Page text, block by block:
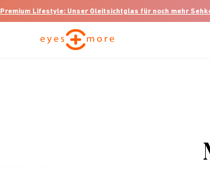
Premium Lifestyle: Unser Gleitsichtglas für noch mehr